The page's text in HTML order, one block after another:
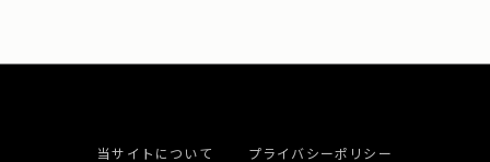
当サイトについて プライバシーポリシー